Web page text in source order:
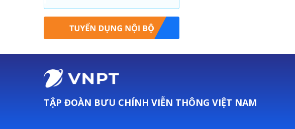
TẬP ĐOÀN BƯU CHÍNH VIỄN THÔNG VIỆT NAM